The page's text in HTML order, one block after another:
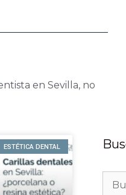
en Sevilla, no
ESTÉTICA DENTAL